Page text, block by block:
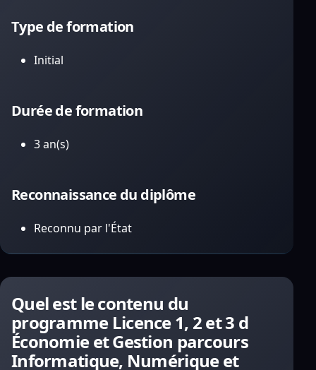
Type de formation
Initial
Durée de formation
3 an(s)
Reconnaissance du diplôme
Reconnu par l'État
Quel est le contenu du
programme Licence 1, 2 et 3 d
Économie et Gestion parcours
Informatique, Numérique et